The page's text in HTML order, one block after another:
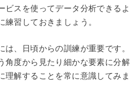
ビスを使ってデータ分析できるよ
練習しておきましょう。
は、日頃からの訓練が重要です。
角度から見たり細かな要素に分解
理解することを常に意識してみま